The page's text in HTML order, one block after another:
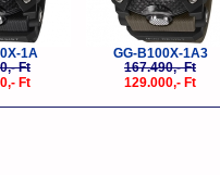
1A
Ft
Ft
GG-B100X-1A3
167.490,- Ft
129.000,- Ft